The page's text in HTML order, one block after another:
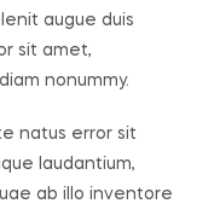
augue duis
sit amet,
nonummy.
natus error sit
laudantium,
ab illo inventore